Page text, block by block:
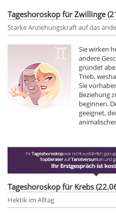
Tageshoroskop für Zwillinge
Starke Anziehungskraft auf das
Sie wirken
andere
gründet
Trieb,
Sie
Beziehung
beginnen.
geeignet,
Tageshoroskop für Krebs
Hektik im Alltag